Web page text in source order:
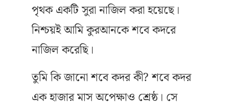
পৃথক একটি সুরা নাজিল করা হয়েছে।
নিশ্চয়ই আমি কুরআনকে শবে কদরে
নাজিল করেছি।
তুমি কি জানো শবে কদর কী? শবে কদর
এক হাজার মাস অপেক্ষাও শ্রেষ্ঠ। সে